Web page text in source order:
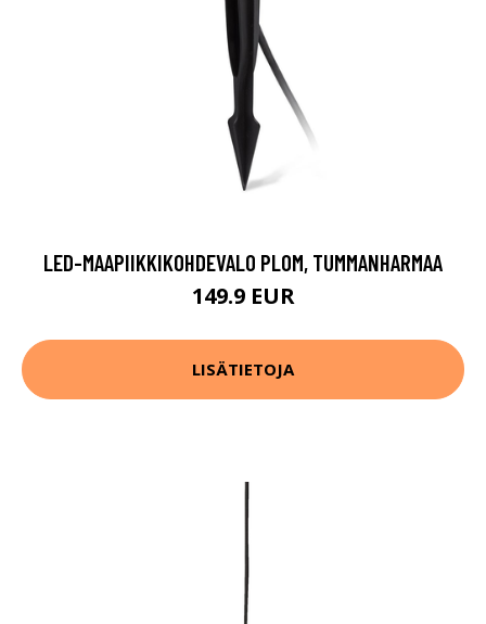
LED-MAAPIIKKIKOHDEVALO PLOM, TUMMANHARMAA
149.9 EUR
LISÄTIETOJA